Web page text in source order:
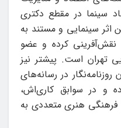
سینما در مقطع دکتری
سینمایی و مستند به
نقش‌آفرینی کرده و عضو
تهران است. پیشتر نیز
در رسانه‌های
و در سوابق کاری‌اش،
فرهنگی هنری متعددی به